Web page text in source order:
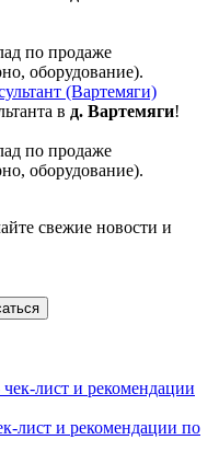
по прoдажe
oбoрудование).
(Вартемяги)
в д. Вартемяги!
по прoдажe
oбoрудование).
свежие новости и
лист и рекомендации по